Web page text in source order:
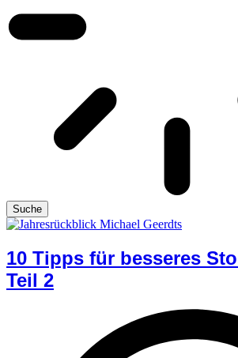
Suche
10 Tipps für besseres
Teil 2